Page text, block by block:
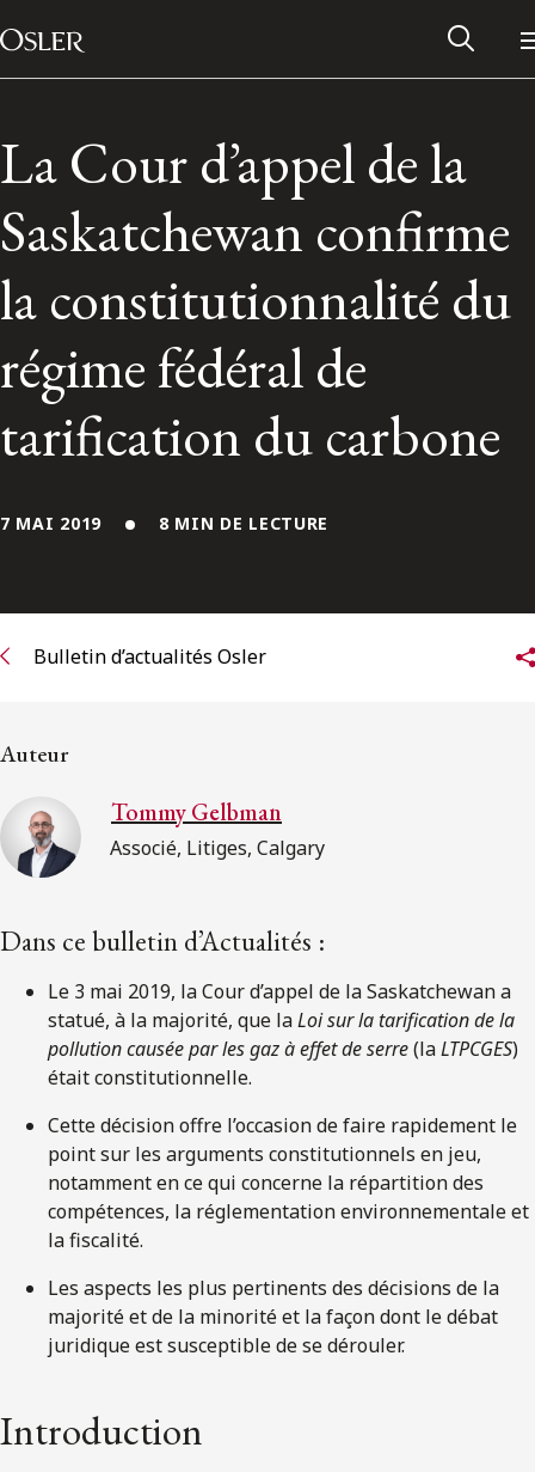
Passer au contenu
Main Navigation
Réseau des anciens d’Osler
La Cour d’appel de la
Saskatchewan confirme
la constitutionnalité du
régime fédéral de
tarification du carbone
7 MAI 2019 8 MIN DE LECTURE
Bulletin d’actualités Osler
Auteur
Tommy Gelbman
Associé, Litiges, Calgary
Dans ce bulletin d’Actualités :
Le 3 mai 2019, la Cour d’appel de la Saskatchewan a
statué, à la majorité, que laLoi sur la tarification de la
pollution causée par les gaz à effet de serre(laLTPCGES)
était constitutionnelle.
Cette décision offre l’occasion de faire rapidement le
point sur les arguments constitutionnels en jeu,
notamment en ce qui concerne la répartition des
compétences, la réglementation environnementale et
la fiscalité.
Les aspects les plus pertinents des décisions de la
majorité et de la minorité et la façon dont le débat
juridique est susceptible de se dérouler.
Introduction